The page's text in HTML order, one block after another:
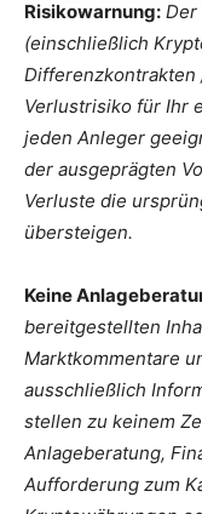
Risikowarnung: Der
(einschließlich
Differenzkontrakten
Verlustrisiko für Ihr
jeden Anleger
der ausgeprägten
Verluste die
übersteigen.
Keine
bereitgestellten
Marktkommentare
ausschließlich
stellen zu keinem
Anlageberatung,
Aufforderung zum